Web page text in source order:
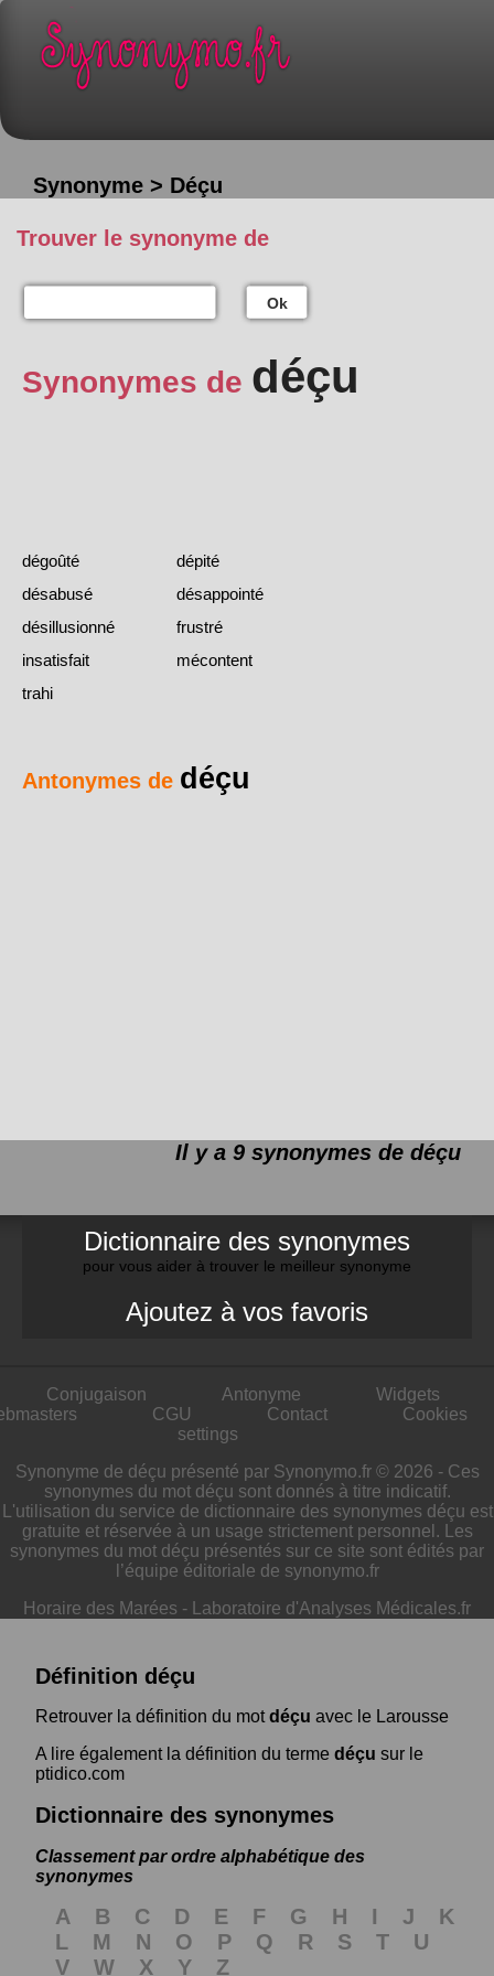
Synonyme > Déçu
Trouver le synonyme de
Ok
Synonymes de déçu
dégoûté
dépité
désabusé
désappointé
désillusionné
frustré
insatisfait
mécontent
trahi
Antonymes de déçu
Il y a 9 synonymes de déçu
Dictionnaire des synonymes
pour vous aider à trouver le meilleur synonyme
Ajoutez à vos favoris
Conjugaison Antonyme
Widgets
CGU Contact
Cookies
settings
Synonyme de déçu présenté par Synonymo.fr © 2026 - Ces
synonymes du mot déçu sont donnés à titre indicatif.
L'utilisation du service de dictionnaire des synonymes déçu est
gratuite et réservée à un usage strictement personnel. Les
synonymes du mot déçu présentés sur ce site sont édités par
l’équipe éditoriale de synonymo.fr
Horaire des Marées - Laboratoire d'Analyses Médicales.fr
Définition déçu
Retrouver la définition du motdéçu avec le Larousse
A lire également la définition du terme déçu sur le
ptidico.com
Dictionnaire des synonymes
Classement par ordre alphabétique des
synonymes
A B C D E F G H I J
K
L
M N O P Q R S T
U
V
W X Y Z